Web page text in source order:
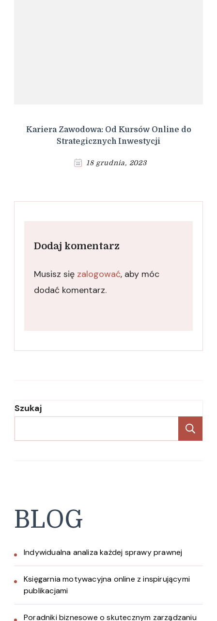
Kariera Zawodowa: Od Kursów Online do
Strategicznych Inwestycji
18 grudnia, 2023
Dodaj komentarz
Musisz się zalogować, aby móc
dodać komentarz.
Szukaj
BLOG
Indywidualna analiza każdej sprawy prawnej
Księgarnia motywacyjna online z inspirującymi
publikacjami
Poradniki biznesowe o skutecznym zarządzaniu